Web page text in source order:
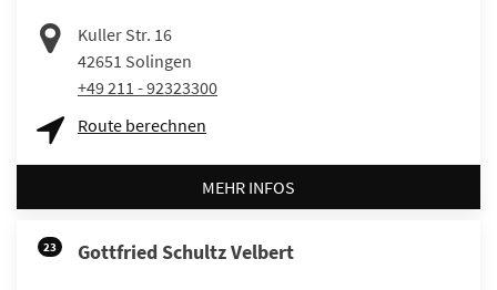
Kuller Str. 16
42651 Solingen
+49 211 - 92323300
Route berechnen
MEHR INFOS
23 Gottfried Schultz Velbert